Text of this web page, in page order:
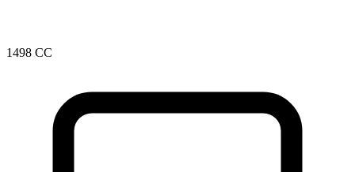
1498 CC